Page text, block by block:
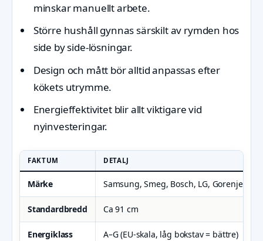
minskar manuellt arbete.
Större hushåll gynnas särskilt av rymden hos
side by side-lösningar.
Design och mått bör alltid anpassas efter
kökets utrymme.
Energieffektivitet blir allt viktigare vid
nyinvesteringar.
FAKTUM DETALJ
Märke Samsung, Smeg, Bosch, LG, Gorenje
Standardbredd Ca 91 cm
Energiklass A–G (EU-skala, låg bokstav = bättre)